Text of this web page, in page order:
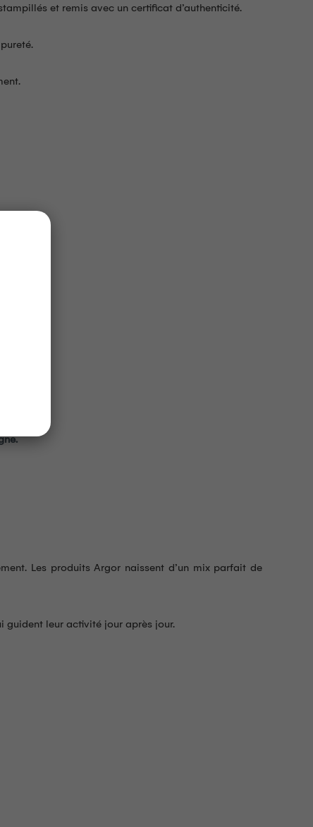
et remis avec un certificat d’authenticité.
Les produits Argor naissent d’un mix parfait de
guident leur activité jour après jour.